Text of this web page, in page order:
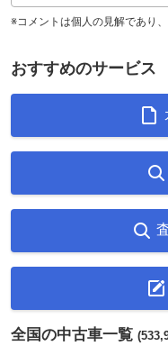
※コメントは個人の見解であり
おすすめのサービス
全国の中古車一覧